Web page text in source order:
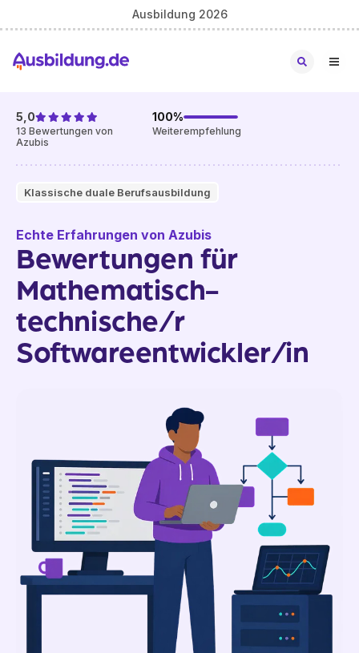
Ausbildung 2026
Klassische duale Berufsausbildung
5,0
13 Bewertungen von
Azubis
100%
Weiterempfehlung
Echte Erfahrungen von Azubis
Bewertungen für
Mathematisch-
technische/r
Softwareentwickler/in